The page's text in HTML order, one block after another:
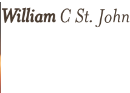
WilliamC St. John